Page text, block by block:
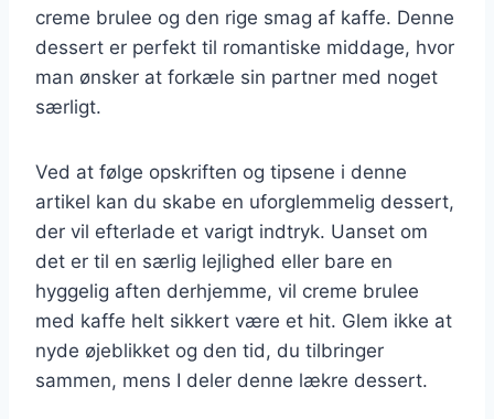
creme brulee og den rige smag af kaffe. Denne
dessert er perfekt til romantiske middage, hvor
man ønsker at forkæle sin partner med noget
særligt.
Ved at følge opskriften og tipsene i denne
artikel kan du skabe en uforglemmelig dessert,
der vil efterlade et varigt indtryk. Uanset om
det er til en særlig lejlighed eller bare en
hyggelig aften derhjemme, vil creme brulee
med kaffe helt sikkert være et hit. Glem ikke at
nyde øjeblikket og den tid, du tilbringer
sammen, mens I deler denne lækre dessert.